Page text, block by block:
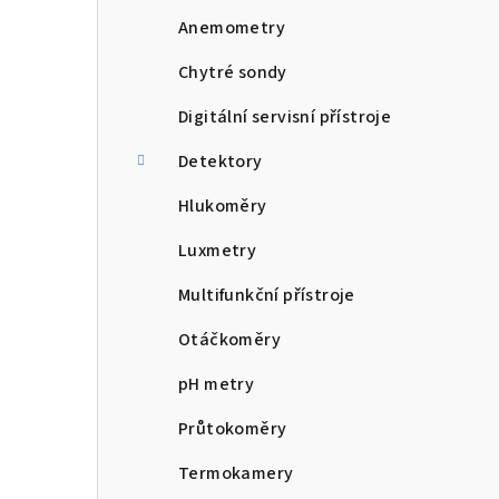
Anemometry
Chytré sondy
Digitální servisní přístroje
Detektory
Hlukoměry
Luxmetry
Multifunkční přístroje
Otáčkoměry
pH metry
Průtokoměry
Termokamery